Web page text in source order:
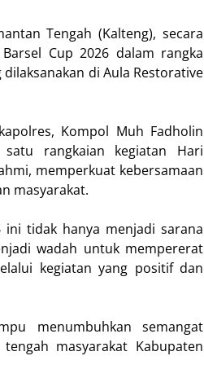
Tengah (Kalteng), secara
Cup 2026 dalam rangka
di Aula Restorative
Kompol Muh Fadholin
rangkaian kegiatan Hari
memperkuat kebersamaan
masyarakat.
ini tidak hanya menjadi sarana
wadah untuk mempererat
kegiatan yang positif dan
menumbuhkan semangat
masyarakat Kabupaten